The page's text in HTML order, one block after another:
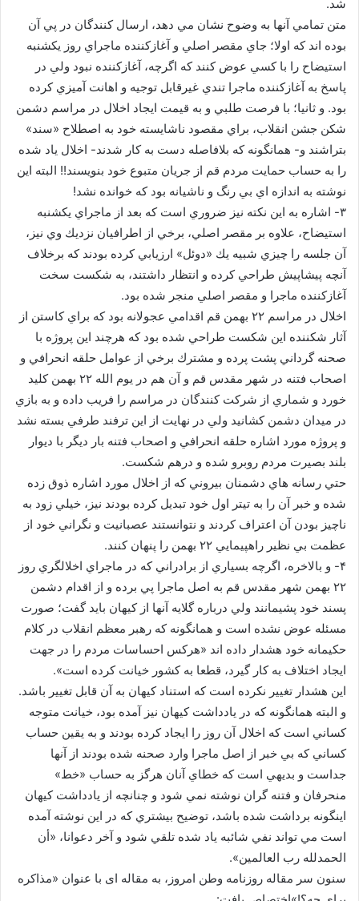
شد.
متن تمامي آنها به وضوح نشان مي دهد، ارسال كنندگان در پي آن
بوده اند كه اولا؛ جاي مقصر اصلي و آغازكننده ماجراي روز يكشنبه
استيضاح را با كسي عوض كنند كه اگرچه، آغازكننده نبود ولي در
پاسخ به آغازكننده ماجرا تندي غيرقابل توجيه و اهانت آميزي كرده
بود. و ثانيا؛ با فرصت طلبي و به قيمت ايجاد اخلال در مراسم دشمن
شكن جشن انقلاب، براي مقصود ناشايسته خود به اصطلاح «سند»
بتراشند و- همانگونه كه بلافاصله دست به كار شدند- اخلال ياد شده
را به حساب حمايت مردم قم از جريان متبوع خود بنويسند!! البته اين
نوشته به اندازه اي بي رنگ و ناشيانه بود كه خوانده نشد!
۳- اشاره به اين نكته نيز ضروري است كه بعد از ماجراي يكشنبه
استيضاح، علاوه بر مقصر اصلي، برخي از اطرافيان نزديك وي نيز،
آن جلسه را چيزي شبيه يك «دوئل» ارزيابي كرده بودند كه برخلاف
آنچه پيشاپيش طراحي كرده و انتظار داشتند، به شكست سخت
آغازكننده ماجرا و مقصر اصلي منجر شده بود.
اخلال در مراسم ۲۲ بهمن قم اقدامي عجولانه بود كه براي كاستن از
آثار شكننده اين شكست طراحي شده بود كه هرچند اين پروژه با
صحنه گرداني پشت پرده و مشترك برخي از عوامل حلقه انحرافي و
اصحاب فتنه در شهر مقدس قم و آن هم در يوم الله ۲۲ بهمن كليد
خورد و شماري از شركت كنندگان در مراسم را فريب داده و به بازي
در ميدان دشمن كشانيد ولي در نهايت از اين ترفند طرفي بسته نشد
و پروژه مورد اشاره حلقه انحرافي و اصحاب فتنه بار ديگر با ديوار
بلند بصيرت مردم روبرو شده و درهم شكست.
حتي رسانه هاي دشمنان بيروني كه از اخلال مورد اشاره ذوق زده
شده و خبر آن را به تيتر اول خود تبديل كرده بودند نيز، خيلي زود به
ناچيز بودن آن اعتراف كردند و نتوانستند عصبانيت و نگراني خود از
عظمت بي نظير راهپيمايي ۲۲ بهمن را پنهان كنند.
۴- و بالاخره، اگرچه بسياري از برادراني كه در ماجراي اخلالگري روز
۲۲ بهمن شهر مقدس قم به اصل ماجرا پي برده و از اقدام دشمن
پسند خود پشيمانند ولي درباره گلايه آنها از كيهان بايد گفت؛ صورت
مسئله عوض نشده است و همانگونه كه رهبر معظم انقلاب در كلام
حكيمانه خود هشدار داده اند «هركس احساسات مردم را در جهت
ايجاد اختلاف به كار گيرد، قطعا به كشور خيانت كرده است».
اين هشدار تغيير نكرده است كه استناد كيهان به آن قابل تغيير باشد.
و البته همانگونه كه در يادداشت كيهان نيز آمده بود، خيانت متوجه
كساني است كه اخلال آن روز را ايجاد كرده بودند و به يقين حساب
كساني كه بي خبر از اصل ماجرا وارد صحنه شده بودند از آنها
جداست و بديهي است كه خطاي آنان هرگز به حساب «خط»
منحرفان و فتنه گران نوشته نمي شود و چنانچه از يادداشت كيهان
اينگونه برداشت شده باشد، توضيح بيشتري كه در اين نوشته آمده
است مي تواند نفي شائبه ياد شده تلقي شود و آخر دعوانا، «أن
الحمدلله رب العالمين».
سنون سر مقاله روزنامه وطن امروز، به مقاله ای با عنوان «مذاكره